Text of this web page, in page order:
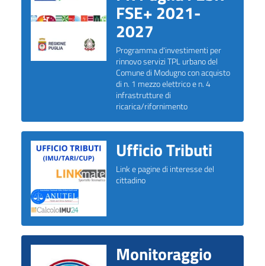
FSE+ 2021-
2027
Programma d'investimenti per
rinnovo servizi TPL urbano del
Comune di Modugno con acquisto
di n. 1 mezzo elettrico e n. 4
infrastrutture di
ricarica/rifornimento
Ufficio Tributi
Link e pagine di interesse del
cittadino
Monitoraggio